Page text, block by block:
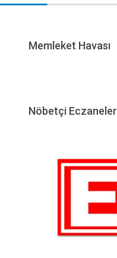
Memleket Havası
Nöbetçi Eczaneler